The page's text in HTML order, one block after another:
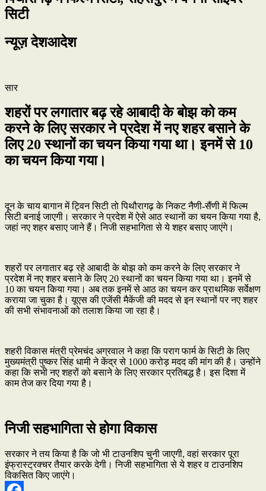
सिटी
न्यूज़ देशआदेश
सार
शहरों पर लगातार बढ़ रहे आबादी के बोझ को कम
करने के लिए सरकार ने प्रदेश में नए शहर बसाने के
लिए 20 स्थानों का चयन किया गया था। इनमें से 10
का चयन किया गया।
दून के चाय बागान में ट्विन सिटी तो पिथौरागढ़ के निकट नैणी-सैंणी में फिल्म
सिटी बनाई जाएगी। सरकार ने प्रदेश में ऐसे आठ स्थानाें का चयन किया गया है,
जहां नए शहर बसाए जाने हैं। निजी सहभागिता से ये शहर बसाए जाएंगे।
शहरों पर लगातार बढ़ रहे आबादी के बोझ को कम करने के लिए सरकार ने
प्रदेश में नए शहर बसाने के लिए 20 स्थानों का चयन किया गया था। इनमें से
10 का चयन किया गया। अब तक इनमें से आठ का चयन कर प्राथमिक सर्वेक्षण
कराया जा चुका है। यूएस की एजेंसी मैकेंजी की मदद से इन स्थानों पर नए शहर
की सभी संभावनाओं को तलाश किया जा रहा है।
शहरी विकास मंत्री प्रेमचंद अग्रवाल ने कहा कि पराग फार्म के सिटी के लिए
मुख्यमंत्री पुष्कर सिंह धामी ने केंद्र से 1000 करोड़ मदद की मांग की है। उन्होंने
कहा कि सभी नए शहरों को बसाने के लिए सरकार प्रतिबद्ध है। इस दिशा में
काम तेज कर दिया गया है।
निजी सहभागिता से होगा विकास
सरकार ने तय किया है कि जो भी टाउनशिप चुनी जाएगी, वहां सरकार पूरा
इंफ्रास्ट्रक्चर तैयार करके देगी। निजी सहभागिता से ये शहर व टाउनशिप
विकसित किए जाएंगे।